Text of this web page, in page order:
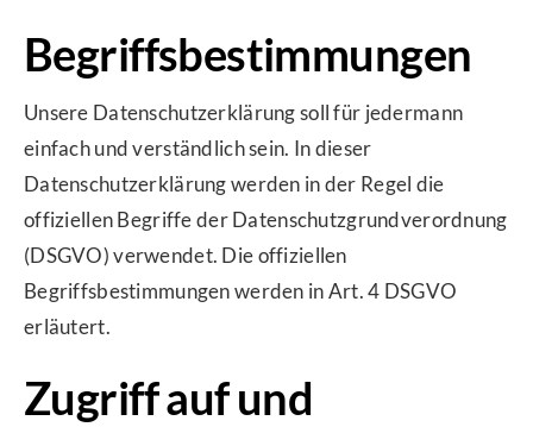
Begriffsbestimmungen
Unsere Datenschutzerklärung soll für jedermann
einfach und verständlich sein. In dieser
Datenschutzerklärung werden in der Regel die
offiziellen Begriffe der Datenschutzgrundverordnung
(DSGVO) verwendet. Die offiziellen
Begriffsbestimmungen werden in Art. 4 DSGVO
erläutert.
Zugriff auf und